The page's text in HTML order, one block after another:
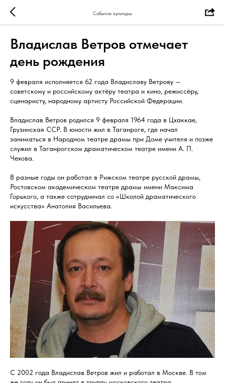
События культуры
Владислав Ветров отмечает
день рождения
9 февраля исполняется 62 года Владиславу Ветрову —
советскому и российскому актёру театра и кино, режиссёру,
сценаристу, народному артисту Российской Федерации.
Владислав Ветров родился 9 февраля 1964 года в Цхаккае,
Грузинская ССР. В юности жил в Таганроге, где начал
заниматься в Народном театре драмы при Доме учителя и позже
служил в Таганрогском драматическом театре имени А. П.
Чехова.
В разные годы он работал в Рижском театре русской драмы,
Ростовском академическом театре драмы имени Максима
Горького, а также сотрудничал со «Школой драматического
искусства» Анатолия Васильева.
С 2002 года Владислав Ветров жил и работал в Москве. В том